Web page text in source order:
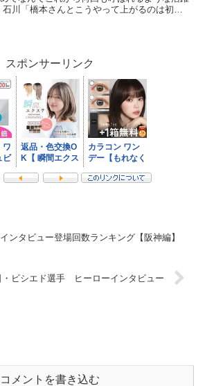
川「橋本さんとこうやって上がるのは初め
スポンサーリンク
ンタビュー登場回数ランキング【阪神編】
ビシエド選手 ヒーローインタビュー
コメントを書き込む